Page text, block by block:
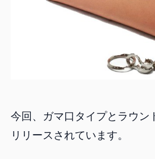
今回、ガマ口タイプとラウン
リリースされています。